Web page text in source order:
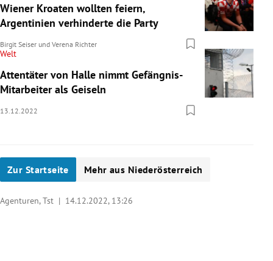
Wiener Kroaten wollten feiern,
Argentinien verhinderte die Party
Birgit Seiser und Verena Richter
Welt
Attentäter von Halle nimmt Gefängnis-
Mitarbeiter als Geiseln
13.12.2022
Zur Startseite Mehr aus Niederösterreich
Agenturen, Tst | 14.12.2022, 13:26